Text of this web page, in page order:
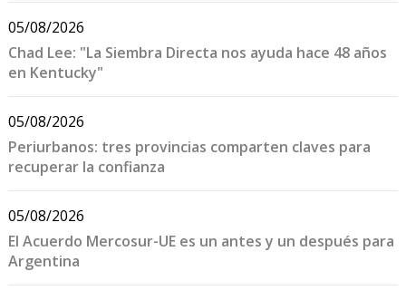
05/08/2026
Chad Lee: "La Siembra Directa nos ayuda hace 48 años
en Kentucky"
05/08/2026
Periurbanos: tres provincias comparten claves para
recuperar la confianza
05/08/2026
El Acuerdo Mercosur-UE es un antes y un después para
Argentina